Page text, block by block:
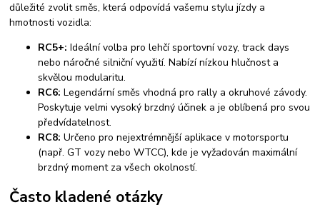
důležité zvolit směs, která odpovídá vašemu stylu jízdy a
hmotnosti vozidla:
RC5+: Ideální volba pro lehčí sportovní vozy, track days
nebo náročné silniční využití. Nabízí nízkou hlučnost a
skvělou modularitu.
RC6: Legendární směs vhodná pro rally a okruhové závody.
Poskytuje velmi vysoký brzdný účinek a je oblíbená pro svou
předvídatelnost.
RC8: Určeno pro nejextrémnější aplikace v motorsportu
(např. GT vozy nebo WTCC), kde je vyžadován maximální
brzdný moment za všech okolností.
Často kladené otázky